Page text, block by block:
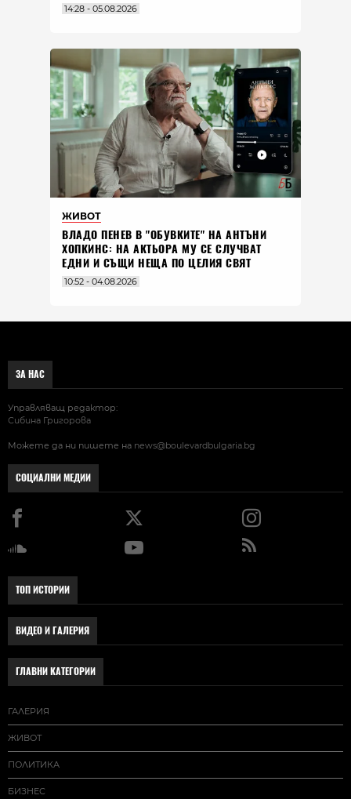
14:28 - 05.08.2026
ЖИВОТ
ВЛАДO ПЕНЕВ В "ОБУВКИТЕ" НА АНТЪНИ
ХОПКИНС: НА АКТЬОРА МУ СЕ СЛУЧВАТ
ЕДНИ И СЪЩИ НЕЩА ПО ЦЕЛИЯ СВЯТ
10:52 - 04.08.2026
ЗА НАС
Управляващ редактор:
Сибина Григорова
Можете да ни пишете на news@boulevardbulgaria.bg
СОЦИАЛНИ МЕДИИ
ТОП ИСТОРИИ
ВИДЕО И ГАЛЕРИЯ
ГЛАВНИ КАТЕГОРИИ
ГАЛЕРИЯ
ЖИВОТ
ПОЛИТИКА
БИЗНЕС